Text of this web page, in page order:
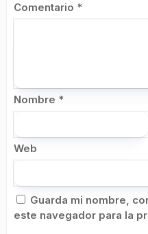
Comentario *
Nombre *
Web
Guarda mi nombre,
este navegador para la